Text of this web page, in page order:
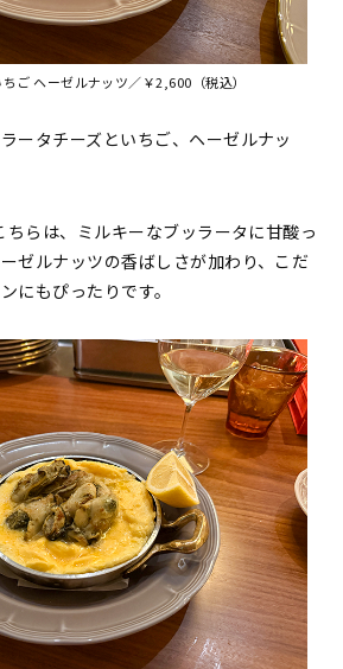
ご ヘーゼルナッツ／￥2,600（税込）
ータチーズといちご、ヘーゼルナッ
ちらは、ミルキーなブッラータに甘酸っ
ゼルナッツの香ばしさが加わり、こだ
にもぴったりです。